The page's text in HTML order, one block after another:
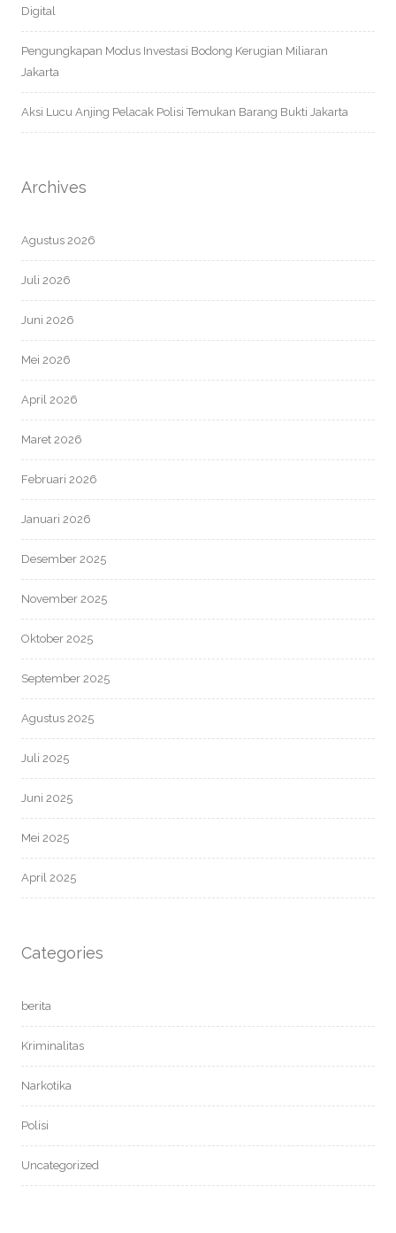
Digital
Pengungkapan Modus Investasi Bodong Kerugian Miliaran
Jakarta
Aksi Lucu Anjing Pelacak Polisi Temukan Barang Bukti Jakarta
Archives
Agustus 2026
Juli 2026
Juni 2026
Mei 2026
April 2026
Maret 2026
Februari 2026
Januari 2026
Desember 2025
November 2025
Oktober 2025
September 2025
Agustus 2025
Juli 2025
Juni 2025
Mei 2025
April 2025
Categories
berita
Kriminalitas
Narkotika
Polisi
Uncategorized